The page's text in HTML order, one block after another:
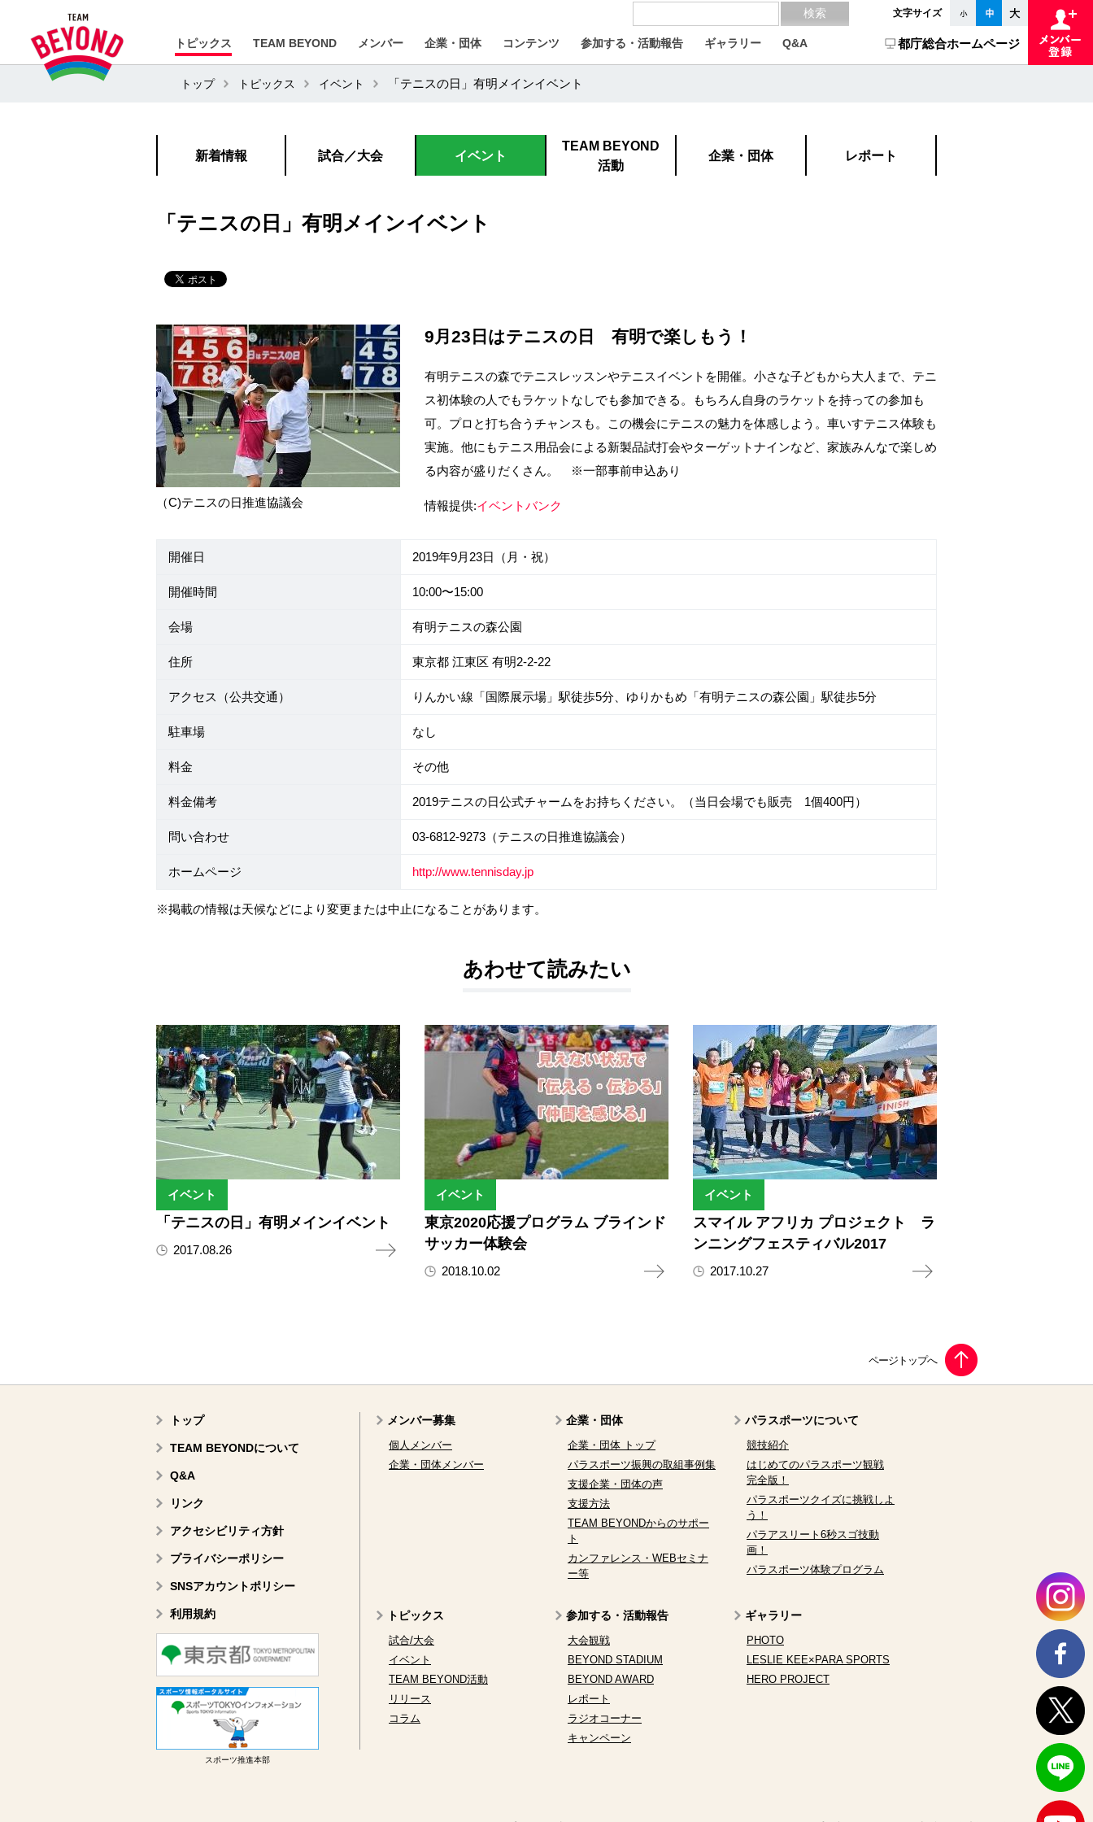
文字サイズ
トピックス TEAM BEYOND メンバー 企業・団体 コンテンツ 参加する・活動報告 ギャラリー Q&A 都庁総合ホームページ
トップ トピックス イベント 「テニスの日」有明メインイベント
新着情報 試合／大会 イベント
TEAM BEYOND
活動
企業・団体 レポート
「テニスの日」有明メインイベント
（C)テニスの日推進協議会
9月23日はテニスの日 有明で楽しもう！
有明テニスの森でテニスレッスンやテニスイベントを開催。小さな子どもから大人まで、テニ
ス初体験の人でもラケットなしでも参加できる。もちろん自身のラケットを持っての参加も
可。プロと打ち合うチャンスも。この機会にテニスの魅力を体感しよう。車いすテニス体験も
実施。他にもテニス用品会による新製品試打会やターゲットナインなど、家族みんなで楽しめ
る内容が盛りだくさん。 ※一部事前申込あり
情報提供:イベントバンク
開催日 2019年9月23日（月・祝）
開催時間 10:00〜15:00
会場 有明テニスの森公園
住所 東京都 江東区 有明2-2-22
アクセス（公共交通） りんかい線「国際展示場」駅徒歩5分、ゆりかもめ「有明テニスの森公園」駅徒歩5分
駐車場 なし
料金 その他
料金備考 2019テニスの日公式チャームをお持ちください。（当日会場でも販売 1個400円）
問い合わせ 03-6812-9273（テニスの日推進協議会）
ホームページ http://www.tennisday.jp
※掲載の情報は天候などにより変更または中止になることがあります。
あわせて読みたい
イベント
「テニスの日」有明メインイベント
2017.08.26
イベント
東京2020応援プログラム ブラインド
サッカー体験会
2018.10.02
イベント
スマイル アフリカ プロジェクト ラ
ンニングフェスティバル2017
2017.10.27
トップ
TEAM BEYONDについて
Q&A
リンク
アクセシビリティ方針
プライバシーポリシー
SNSアカウントポリシー
利用規約
スポーツ推進本部
メンバー募集
個人メンバー
企業・団体メンバー
企業・団体
企業・団体 トップ
パラスポーツ振興の取組事例集
支援企業・団体の声
支援方法
TEAM BEYONDからのサポー
ト
カンファレンス・WEBセミナ
ー等
パラスポーツについて
競技紹介
はじめてのパラスポーツ観戦
完全版！
パラスポーツクイズに挑戦しよ
う！
パラアスリート6秒スゴ技動
画！
パラスポーツ体験プログラム
トピックス
試合/大会
イベント
TEAM BEYOND活動
リリース
コラム
参加する・活動報告
大会観戦
BEYOND STADIUM
BEYOND AWARD
レポート
ラジオコーナー
キャンペーン
ギャラリー
PHOTO
LESLIE KEE×PARA SPORTS
HERO PROJECT